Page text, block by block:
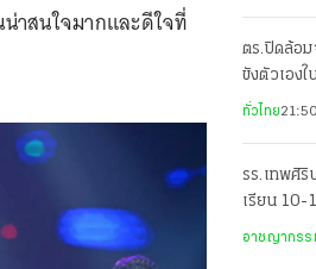
น่าสนใจมากและดีใจที่
ตร.ปิดล้อ
ขังตัวเอง
อันตราย
ทั่วไทย
รร.เทพศิริ
เรียน 10-
อาชญากรร